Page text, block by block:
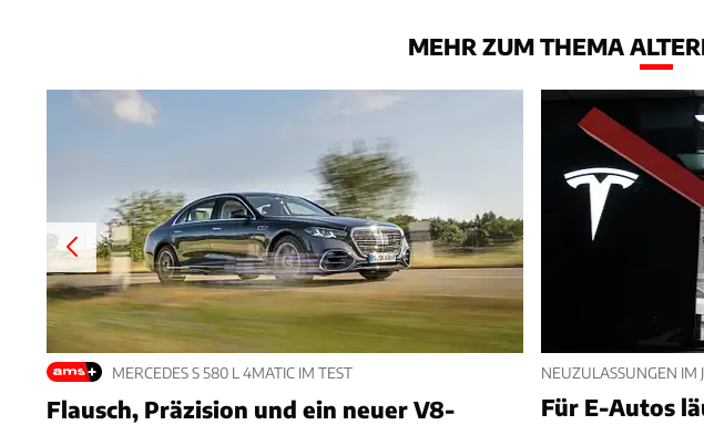
MEHR ZUM THEMA
MERCEDES S 580 L 4MATIC IM TEST
Flausch, Präzision und ein neuer V8-
NEUZULASSUNGEN IM
Für E-Autos